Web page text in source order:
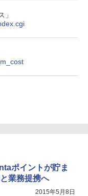
ポイントが貯ま
業務提携へ
2015年5月8日